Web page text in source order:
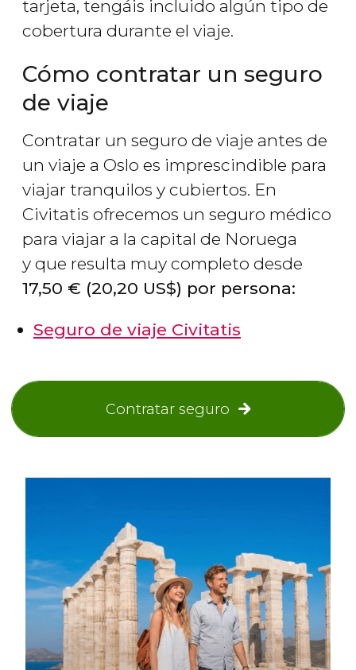
tarjeta, tengáis incluido algún tipo de
cobertura durante el viaje.
Cómo contratar un seguro
de viaje
Contratar un seguro de viaje antes de
un viaje a Oslo es imprescindible para
viajar tranquilos y cubiertos. En
Civitatis ofrecemos un seguro médico
para viajar a la capital de Noruega
y que resulta muy completo desde
17,50 € (20,20 US$) por persona:
Seguro de viaje Civitatis
Contratar seguro